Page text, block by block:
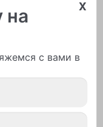
x
на
с вами в